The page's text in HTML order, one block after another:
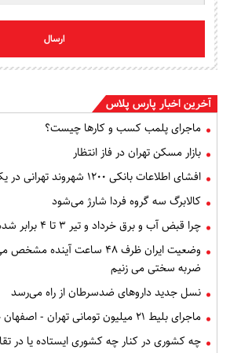
ارسال
آخرین اخبار پارس پلاس
ماجرای پلمب کسب و کارها چیست؟
بازار مسکن تهران در فاز انتظار
افشای اطلاعات بانکی ۱۲۰۰ شهروند تهرانی در یک غرفه میوه و تره‌بار
کالابرگ سه گروه فردا شارژ می‌شود
چرا قبض آب و برق خرداد و تیر ۳ تا ۴ برابر شده؟
وضعیت ایران ظرف ۴۸ ساعت
ضربه سختی می زنیم
نسل جدید داروهای ضدسرطان از راه می‌رسد
ماجرای بلیط ۲۱ میلیون تومانی تهران - اصفهان چه بود؟
چه کشوری در کنار چه کشوری ایستاده یا در